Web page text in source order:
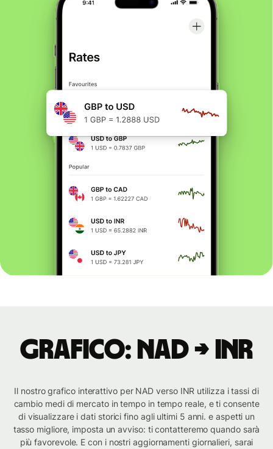
Grafico: NAD → INR
Il nostro grafico interattivo per NAD verso INR utilizza i tassi di
cambio medi di mercato in tempo in tempo reale, e ti consente
di visualizzare i dati storici fino agli ultimi 5 anni. e aspetti un
tasso migliore, imposta un avviso: ti contatteremo quando sarà
più favorevole. E con i nostri aggiornamenti giornalieri, sarai